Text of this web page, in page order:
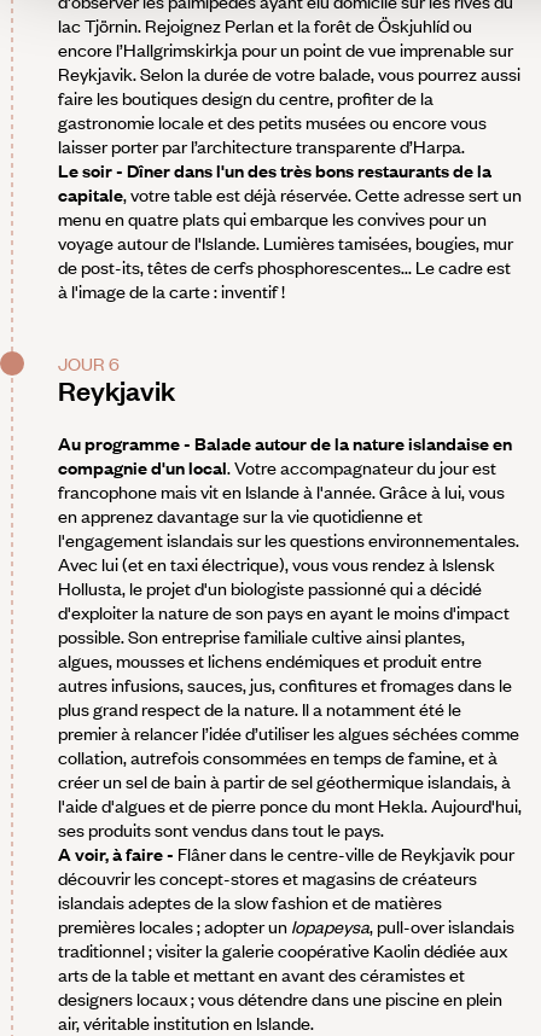
lac Tjörnin. Rejoignez Perlan et la forêt de Öskjuhlíd ou
encore l’Hallgrimskirkja pour un point de vue imprenable sur
Reykjavik. Selon la durée de votre balade, vous pourrez aussi
faire les boutiques design du centre, profiter de la
gastronomie locale et des petits musées ou encore vous
laisser porter par l’architecture transparente d’Harpa.
Le soir - Dîner dans l'un des très bons restaurants de la
capitale, votre table est déjà réservée. Cette adresse sert un
menu en quatre plats qui embarque les convives pour un
voyage autour de l'Islande. Lumières tamisées, bougies, mur
de post-its, têtes de cerfs phosphorescentes... Le cadre est
à l'image de la carte : inventif !
JOUR 6
Reykjavik
Au programme - Balade autour de la nature islandaise en
compagnie d'un local. Votre accompagnateur du jour est
francophone mais vit en Islande à l'année. Grâce à lui, vous
en apprenez davantage sur la vie quotidienne et
l'engagement islandais sur les questions environnementales.
Avec lui (et en taxi électrique), vous vous rendez à Islensk
Hollusta, le projet d'un biologiste passionné qui a décidé
d'exploiter la nature de son pays en ayant le moins d'impact
possible. Son entreprise familiale cultive ainsi plantes,
algues, mousses et lichens endémiques et produit entre
autres infusions, sauces, jus, confitures et fromages dans le
plus grand respect de la nature. Il a notamment été le
premier à relancer l’idée d’utiliser les algues séchées comme
collation, autrefois consommées en temps de famine, et à
créer un sel de bain à partir de sel géothermique islandais, à
l'aide d'algues et de pierre ponce du mont Hekla. Aujourd'hui,
ses produits sont vendus dans tout le pays.
A voir, à faire - Flâner dans le centre-ville de Reykjavik pour
découvrir les concept-stores et magasins de créateurs
islandais adeptes de la slow fashion et de matières
premières locales ; adopter un lopapeysa, pull-over islandais
traditionnel ; visiter la galerie coopérative Kaolin dédiée aux
arts de la table et mettant en avant des céramistes et
designers locaux ; vous détendre dans une piscine en plein
air, véritable institution en Islande.